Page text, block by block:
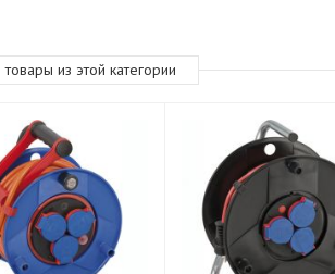
900 ₽
99 900 ₽
из этой категории